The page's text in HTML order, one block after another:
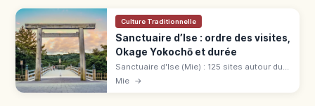
Culture Traditionnelle
Sanctuaire d’Ise : ordre des visites,
Okage Yokochō et durée
Sanctuaire d'Ise (Mie) : 125 sites autour du
Naikū et du Gekū. Ordre Gekū → Naikū
Mie →